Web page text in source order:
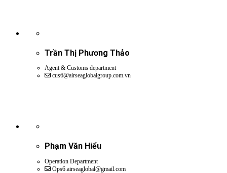
Trần Thị Phương Thảo
Agent & Customs department
cus6@airseaglobalgroup.com.vn
Phạm Văn Hiểu
Operation Department
Ops6.airseaglobal@gmail.com